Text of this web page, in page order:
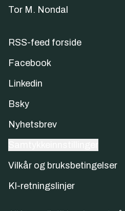
Tor M. Nondal
RSS-feed forside
Facebook
Linkedin
Bsky
Nyhetsbrev
Vilkår og bruksbetingelser
KI-retningslinjer